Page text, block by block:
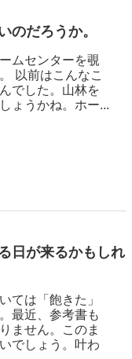
のだろうか。
ムセンターを覗
以前はこんなこ
でした。山林を
ょうかね。ホー...
日が来るかもしれ
ては「飽きた」
最近、参考書も
ません。このま
でしょう。叶わ